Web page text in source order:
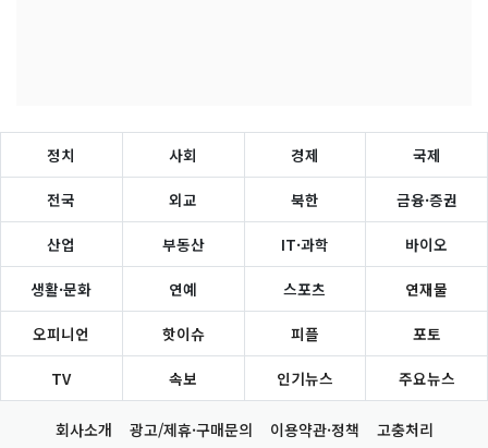
정치 사회 경제 국제
전국 외교 북한 금융·증권
산업 부동산 IT·과학 바이오
생활·문화 연예 스포츠 연재물
오피니언 핫이슈 피플 포토
TV 속보 인기뉴스 주요뉴스
회사소개 광고/제휴·구매문의 이용약관·정책 고충처리